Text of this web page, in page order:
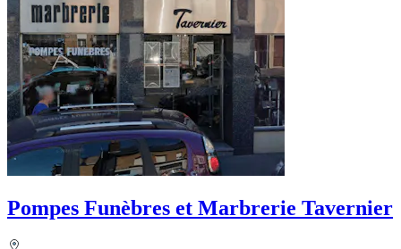
Pompes Funèbres et Marbrerie Tavernier